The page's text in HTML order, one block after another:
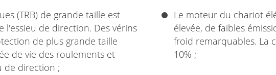
(TRB) de grande taille est
l'essieu de direction. Des vérins
de plus grande taille
de vie des roulements et
de direction ;
Le moteur du chariot
élevée, de faibles
froid remarquables. La
10% ;